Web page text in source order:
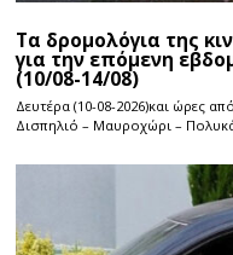
Τα δρομολόγια της
για την επόμενη
(10/08-14/08)
Δευτέρα (10-08-2026)και ώρες
Δισπηλιό – Μαυροχώρι –